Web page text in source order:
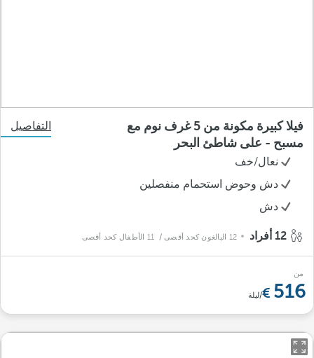
فيلا كبيرة مكونة من 5 غرف نوم مع
مسبح - على شاطئ البحر
التفاصيل
نعال/خف
دش وحوض استحمام منفصلين
دش
12 البالغون كحد أقصى / 11 الأطفال كحد أقصى
من
516 /ليلة